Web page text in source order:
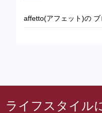
affetto(アフェット)の ブ
ライフスタイル